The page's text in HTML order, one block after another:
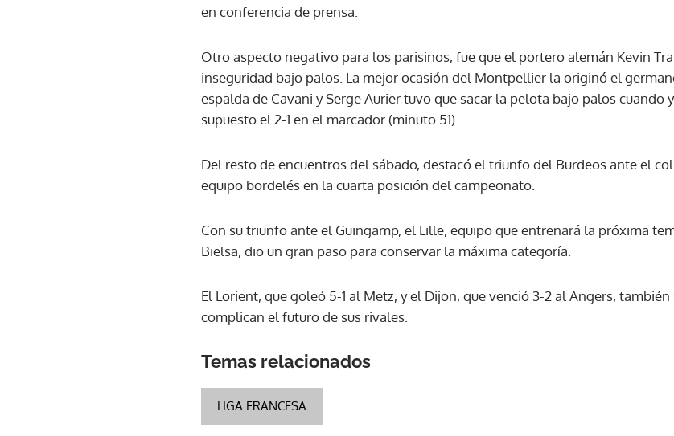
en conferencia de prensa.
Otro aspecto negativo para los parisinos, fue que el portero alemán Kevin
inseguridad bajo palos. La mejor ocasión del Montpellier la originó el
espalda de Cavani y Serge Aurier tuvo que sacar la pelota bajo palos cuando
supuesto el 2-1 en el marcador (minuto 51).
Del resto de encuentros del sábado, destacó el triunfo del Burdeos ante el
equipo bordelés en la cuarta posición del campeonato.
Con su triunfo ante el Guingamp, el Lille, equipo que entrenará la próxima
Bielsa, dio un gran paso para conservar la máxima categoría.
El Lorient, que goleó 5-1 al Metz, y el Dijon, que venció 3-2 al Angers,
complican el futuro de sus rivales.
Temas relacionados
LIGA FRANCESA